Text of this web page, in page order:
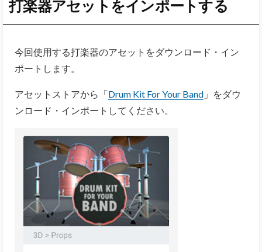
打楽器アセットをインポートする
今回使用する打楽器のアセットをダウンロード・イン
ポートします。
アセットストアから「Drum Kit For Your Band 」をダウ
ンロード・インポートしてください。